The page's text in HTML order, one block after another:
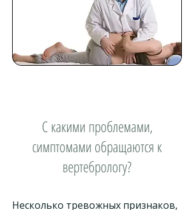
С какими проблемами,
симптомами обращаются к
вертебрологу?
Несколько тревожных признаков,